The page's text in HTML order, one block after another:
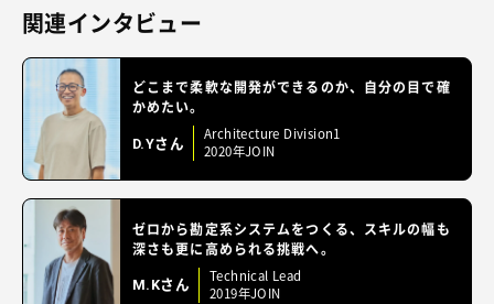
関連インタビュー
どこまで柔軟な開発ができるのか、自分の目で確
かめたい。
D.Yさん
Architecture Division1
2020年JOIN
ゼロから勘定系システムをつくる、スキルの幅も
深さも更に高められる挑戦へ。
M.Kさん
Technical Lead
2019年JOIN